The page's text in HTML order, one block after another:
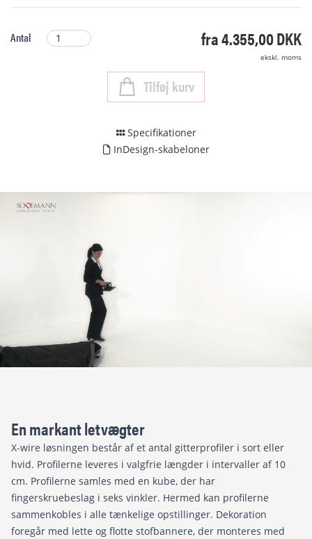
Antal fra 4.355,00 DKK
ekskl. moms
Tilføj kurv
Specifikationer
InDesign-skabeloner
En markant letvægter
X-wire løsningen består af et antal gitterprofiler i sort eller
hvid. Profilerne leveres i valgfrie længder i intervaller af 10
cm. Profilerne samles med en kube, der har
fingerskruebeslag i seks vinkler. Hermed kan profilerne
sammenkobles i alle tænkelige opstillinger. Dekoration
foregår med lette og flotte stofbannere, der monteres med